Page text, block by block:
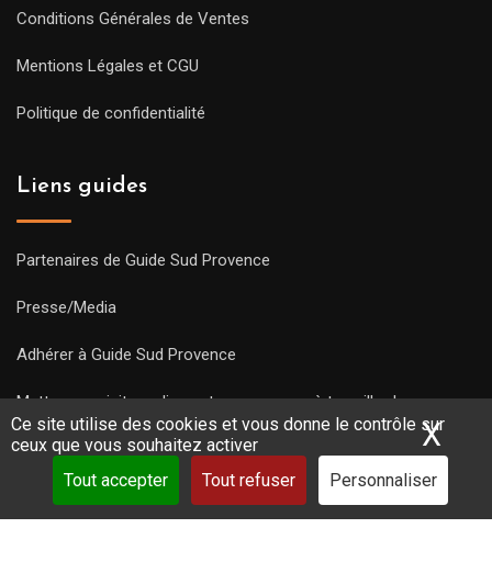
Ce site utilise des cookies et vous donne le contrôle sur
ceux que vous souhaitez activer
Tout accepter
Tout refuser Personnaliser
X
Conditions Générales de Ventes
Mentions Légales et CGU
Politique de confidentialité
Liens guides
Partenaires de Guide Sud Provence
Presse/Media
Adhérer à Guide Sud Provence
Mettre une visite en ligne et commencez à travailler !